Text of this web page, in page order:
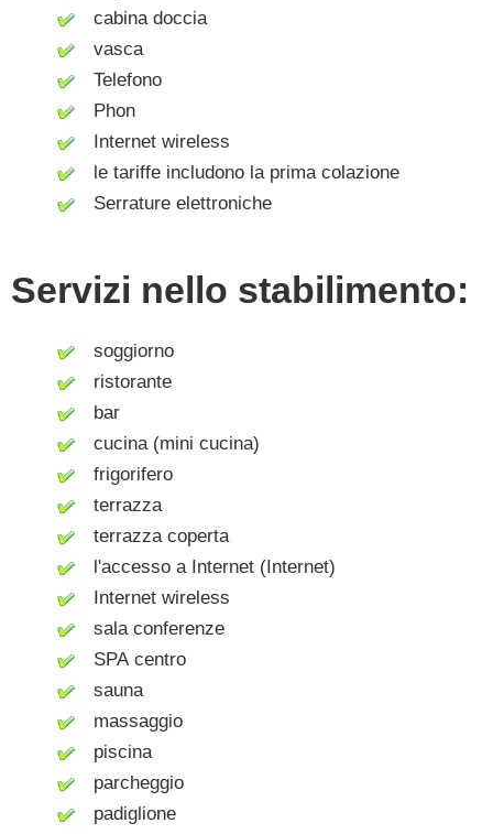
cabina doccia
vasca
Telefono
Phon
Internet wireless
le tariffe includono la prima colazione
Serrature elettroniche
Servizi nello stabilimento:
soggiorno
ristorante
bar
cucina (mini cucina)
frigorifero
terrazza
terrazza coperta
l'accesso a Internet (Internet)
Internet wireless
sala conferenze
SPA centro
sauna
massaggio
piscina
parcheggio
padiglione